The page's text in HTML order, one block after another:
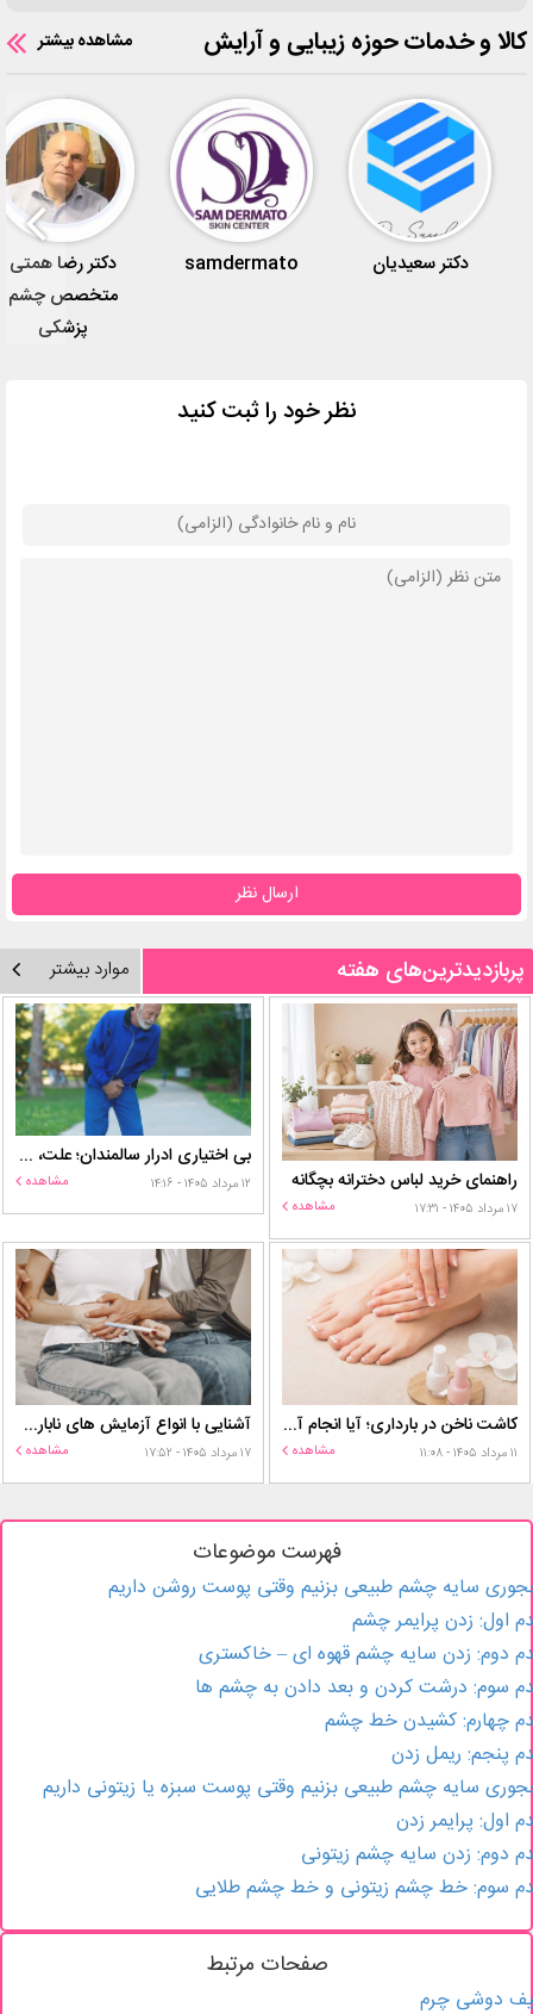
کالا و خدمات حوزه زیبایی و آرایش مشاهده بیشتر
دکتر سعیدیان samdermato
دکتر رضا همتی
متخصص چشم
پزشکی
نظر خود را ثبت کنید
ارسال نظر
پربازدیدترین‌های هفته موارد بیشتر
راهنمای خرید لباس دخترانه بچگانه
۱۷ مرداد ۱۴۰۵ - ۱۷:۳۱ مشاهده
بی اختیاری ادرار سالمندان؛ علت، درمان و روش‌های کنترل در منزل
۱۲ مرداد ۱۴۰۵ - ۱۴:۱۶ مشاهده
کاشت ناخن در بارداری؛ آیا انجام آن برای مادر و جنین خطر دارد؟
۱۱ مرداد ۱۴۰۵ - ۱۱:۰۸ مشاهده
آشنایی با انواع آزمایش های ناباروری
۱۷ مرداد ۱۴۰۵ - ۱۷:۵۲ مشاهده
فهرست موضوعات
سایه چشم طبیعی بزنیم وقتی پوست روشن داریم
اول: زدن پرایمر چشم
دوم: زدن سایه چشم قهوه ای – خاکستری
سوم: درشت کردن و بعد دادن به چشم ها
چهارم: کشیدن خط چشم
پنجم: ریمل زدن
سایه چشم طبیعی بزنیم وقتی پوست سبزه یا زیتونی داریم
اول: پرایمر زدن
دوم: زدن سایه چشم زیتونی
سوم: خط چشم زیتونی و خط چشم طلایی
صفحات مرتبط
دوشی چرم